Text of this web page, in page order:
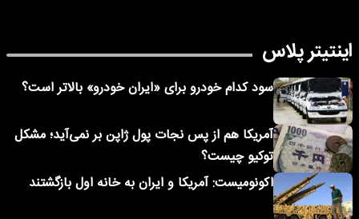
اینتیتر پلاس
سود کدام خودرو برای «ایران خودرو» بالاتر است؟
آمریکا هم از پس نجات پول ژاپن بر نمی‌آید؛ مشکل
توکیو چیست؟
اکونومیست: آمریکا و ایران به خانه اول بازگشتند